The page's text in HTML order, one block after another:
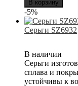
В корзину
-5%
Серьги SZ6932
В наличии
Серьги
сплава и
устойчивы к